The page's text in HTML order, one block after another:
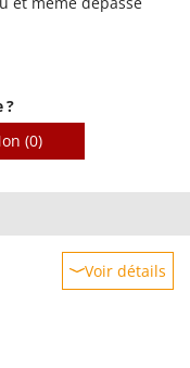
?
(0)
Voir détails